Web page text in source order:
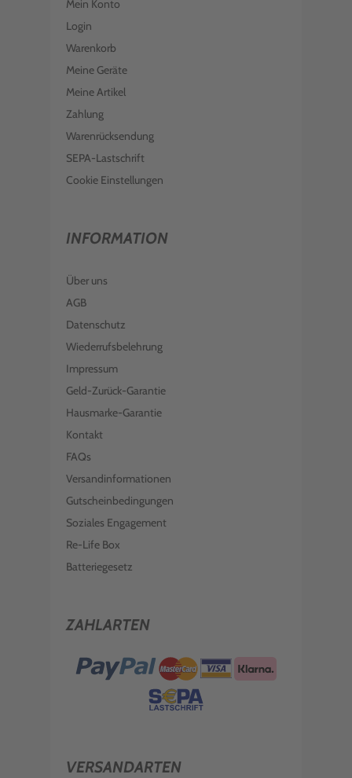
Mein Konto
Login
Warenkorb
Meine Geräte
Meine Artikel
Zahlung
Warenrücksendung
SEPA-Lastschrift
Cookie Einstellungen
INFORMATION
Über uns
AGB
Datenschutz
Wiederrufsbelehrung
Impressum
Geld-Zurück-Garantie
Hausmarke-Garantie
Kontakt
FAQs
Versandinformationen
Gutscheinbedingungen
Soziales Engagement
Re-Life Box
Batteriegesetz
ZAHLARTEN
VERSANDARTEN